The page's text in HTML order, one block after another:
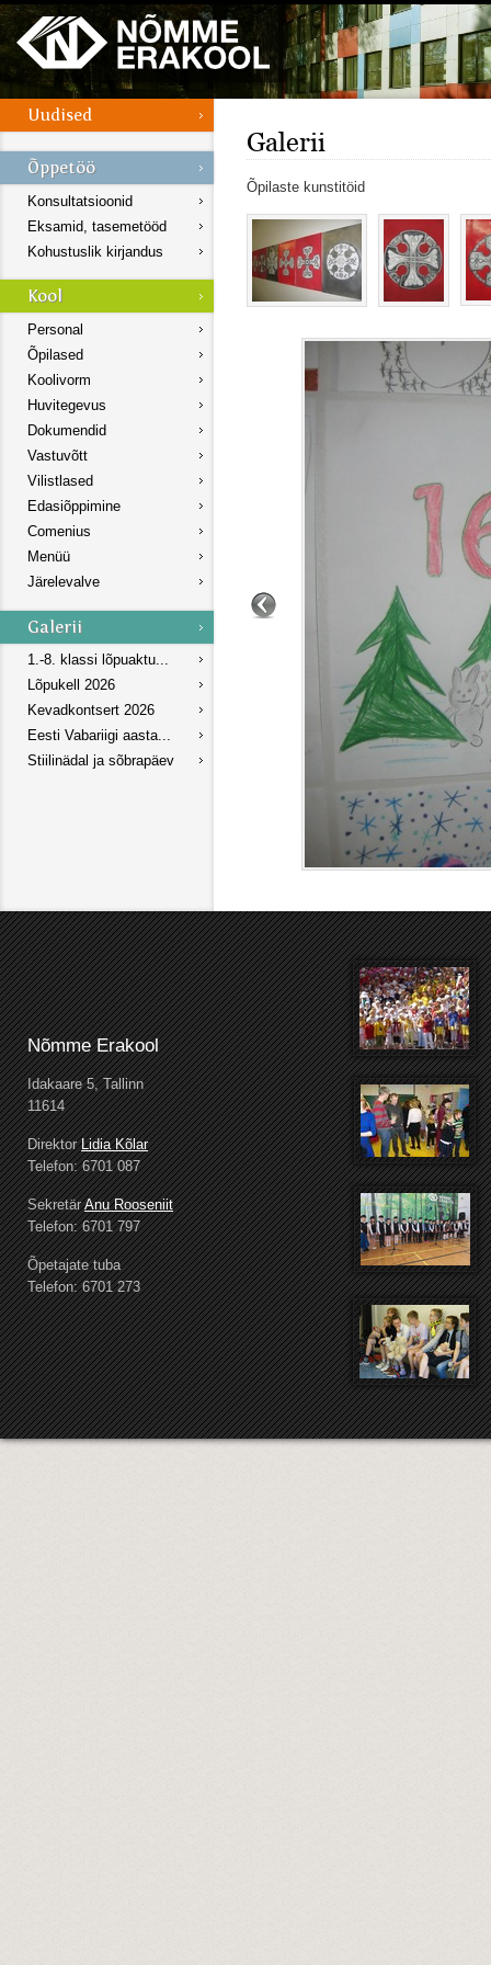
Konsultatsioonid
Eksamid, tasemetööd
Kohustuslik kirjandus
Personal
Õpilased
Koolivorm
Huvitegevus
Dokumendid
Vastuvõtt
Vilistlased
Edasiõppimine
Comenius
Menüü
Järelevalve
1.-8. klassi lõpuaktu...
Lõpukell 2026
Kevadkontsert 2026
Eesti Vabariigi aasta...
Stiilinädal ja sõbrapäev
Galerii
Õpilaste kunstitöid
Nõmme Erakool
Idakaare 5, Tallinn
11614
DirektorLidia Kõlar
Telefon: 6701 087
SekretärAnu Rooseniit
Telefon: 6701 797
Õpetajate tuba
Telefon: 6701 273